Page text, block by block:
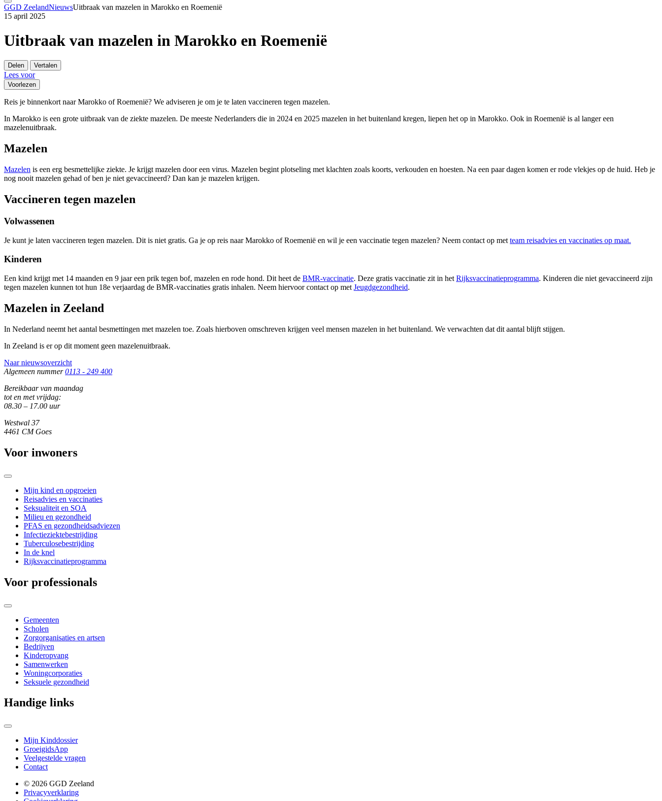
GGD ZeelandNieuwsUitbraak van mazelen in Marokko en Roemenië
15 april 2025
Uitbraak van mazelen in Marokko en Roemenië
Delen Vertalen
Lees voor
Voorlezen
Reis je binnenkort naar Marokko of Roemenië? We adviseren je om je te laten vaccineren tegen mazelen.
In Marokko is een grote uitbraak van de ziekte mazelen. De meeste Nederlanders die in 2024 en 2025 mazelen in het buitenland kregen, liepen het op in Marokko. Ook in Roemenië is al langer een
mazelenuitbraak.
Mazelen
Mazelen is een erg besmettelijke ziekte. Je krijgt mazelen door een virus. Mazelen begint plotseling met klachten zoals koorts, verkouden en hoesten. Na een paar dagen komen er rode vlekjes op de huid. Heb je
nog nooit mazelen gehad of ben je niet gevaccineerd? Dan kan je mazelen krijgen.
Vaccineren tegen mazelen
Volwassenen
Je kunt je laten vaccineren tegen mazelen. Dit is niet gratis. Ga je op reis naar Marokko of Roemenië en wil je een vaccinatie tegen mazelen? Neem contact op met team reisadvies en vaccinaties op maat.
Kinderen
Een kind krijgt met 14 maanden en 9 jaar een prik tegen bof, mazelen en rode hond. Dit heet de BMR-vaccinatie. Deze gratis vaccinatie zit in het Rijksvaccinatieprogramma. Kinderen die niet gevaccineerd zijn
tegen mazelen kunnen tot hun 18e verjaardag de BMR-vaccinaties gratis inhalen. Neem hiervoor contact op met Jeugdgezondheid.
Mazelen in Zeeland
In Nederland neemt het aantal besmettingen met mazelen toe. Zoals hierboven omschreven krijgen veel mensen mazelen in het buitenland. We verwachten dat dit aantal blijft stijgen.
In Zeeland is er op dit moment geen mazelenuitbraak.
Naar nieuwsoverzicht
Algemeen nummer 0113 - 249 400
Bereikbaar van maandag
tot en met vrijdag:
08.30 – 17.00 uur
Westwal 37
4461 CM Goes
Voor inwoners
Mijn kind en opgroeien
Reisadvies en vaccinaties
Seksualiteit en SOA
Milieu en gezondheid
PFAS en gezondheidsadviezen
Infectieziektebestrijding
Tuberculosebestrijding
In de knel
Rijksvaccinatieprogramma
Voor professionals
Gemeenten
Scholen
Zorgorganisaties en artsen
Bedrijven
Kinderopvang
Samenwerken
Woningcorporaties
Seksuele gezondheid
Handige links
Mijn Kinddossier
GroeigidsApp
Veelgestelde vragen
Contact
© 2026 GGD Zeeland
Privacyverklaring